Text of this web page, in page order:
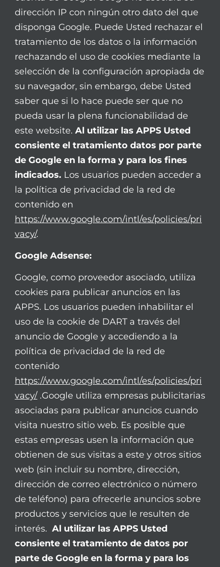
dirección IP con ningún otro dato del que
disponga Google. Puede Usted rechazar el
tratamiento de los datos o la información
rechazando el uso de cookies mediante la
selección de la configuración apropiada de
su navegador, sin embargo, debe Usted
saber que si lo hace puede ser que no
pueda usar la plena funcionabilidad de
este website. Al utilizar las APPS Usted
consiente el tratamiento datos por parte
de Google en la forma y para los fines
indicados. Los usuarios pueden acceder a
la política de privacidad de la red de
contenido en
https://www.google.com/intl/es/policies/pri
vacy/.
Google Adsense:
Google, como proveedor asociado, utiliza
cookies para publicar anuncios en las
APPS. Los usuarios pueden inhabilitar el
uso de la cookie de DART a través del
anuncio de Google y accediendo a la
política de privacidad de la red de
contenido
https://www.google.com/intl/es/policies/pri
vacy/.Google utiliza empresas publicitarias
asociadas para publicar anuncios cuando
visita nuestro sitio web. Es posible que
estas empresas usen la información que
obtienen de sus visitas a este y otros sitios
web (sin incluir su nombre, dirección,
dirección de correo electrónico o número
de teléfono) para ofrecerle anuncios sobre
productos y servicios que le resulten de
interés. Al utilizar las APPS Usted
consiente el tratamiento de datos por
parte de Google en la forma y para los